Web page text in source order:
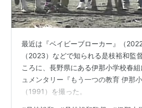
最近は『ベイビーブローカー』（
（2023）などで知られる是枝裕和監
ころに、長野県にある伊那小学校春
ュメンタリー『もう一つの教育 伊那
（1991）を撮った。